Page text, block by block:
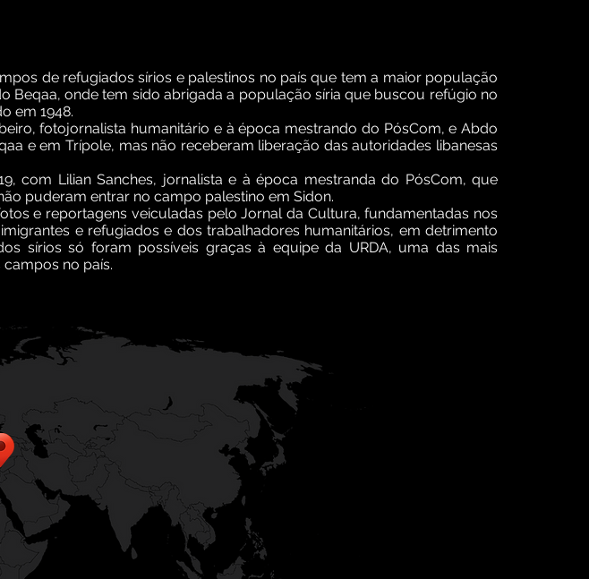
de refugiados sírios e palestinos no país que tem a maior população
Beqaa, onde tem sido abrigada a população síria que buscou refúgio no
em 1948.
fotojornalista humanitário e à época mestrando do PósCom, e Abdo
e em Trípole, mas não receberam liberação das autoridades libanesas
com Lilian Sanches, jornalista e à época mestranda do PósCom, que
puderam entrar no campo palestino em Sidon.
e reportagens veiculadas pelo Jornal da Cultura, fundamentadas nos
e refugiados e dos trabalhadores humanitários, em detrimento
sírios só foram possíveis graças à equipe da URDA, uma das mais
no país.